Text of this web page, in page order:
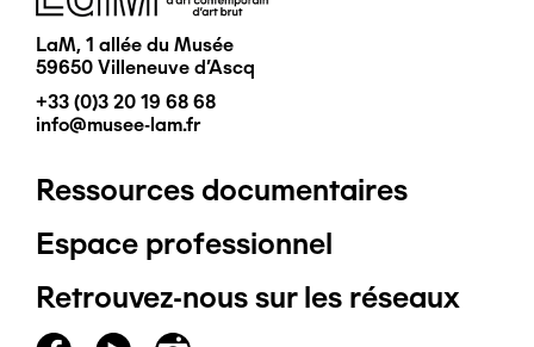
LaM, 1 allée du Musée
59650 Villeneuve d'Ascq
+33 (0)3 20 19 68 68
info@musee-lam.fr
Pied
de
page
Ressources documentaires
Espace professionnel
Retrouvez-nous sur les réseaux